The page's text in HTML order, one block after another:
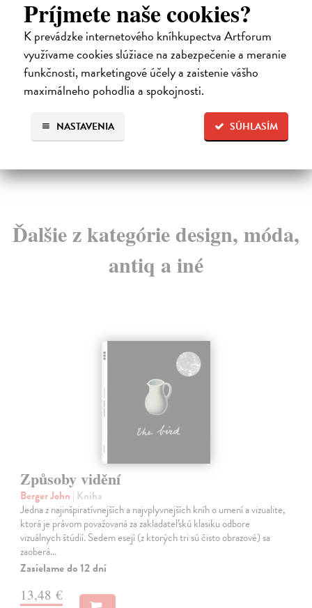
Príjmete naše cookies?
K prevádzke internetového kníhkupectva Artforum
využívame cookies slúžiace na zabezpečenie a meranie
funkčnosti, marketingové účely a zaistenie vášho
maximálneho pohodlia a spokojnosti.
SÚHLASÍM
NASTAVENIA
Město a jeho nejisté zdi
Murakami Haruki| Kniha
Ty jsi to byla, kdo mi vyprávěl o tom městě. Město a
jeho nejisté zdi – dlouho očekávaný román Haru...
Na sklade
32,85 €
Ďalšie z kategórie design, móda,
antiq a iné
Způsoby vidění
Berger John | Kniha
Jedna z najinšpiratívnejších a najvplyvnejších kníh o umení a vizualite,
ktorá je právom považovaná za zakladateľskú klasiku odbore
vizuálnych štúdií. Sedem esejí (z ktorých tri sú čisto obrazové) sa
zaoberá…
Zasielame do 12 dní
13,48 €